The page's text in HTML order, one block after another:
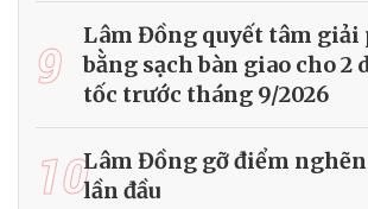
9
Lâm Đồng quyết tâm giải
bằng sạch bàn giao cho 2
tốc trước tháng 9/2026
10Lâm Đồng gỡ điểm nghẽn
lần đầu